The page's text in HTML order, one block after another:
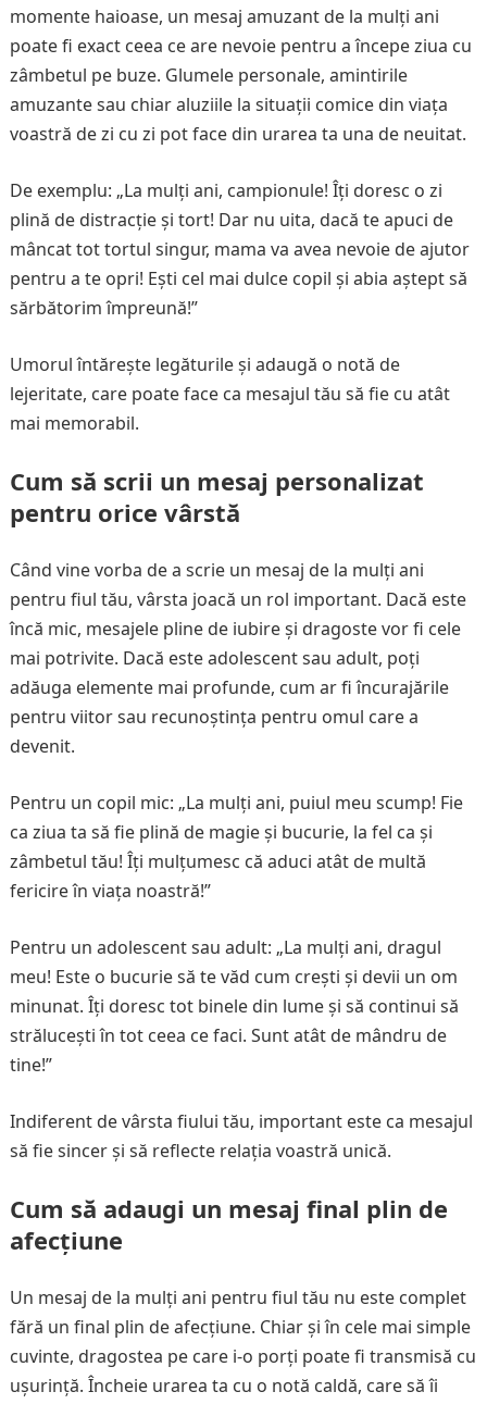
momente haioase, un mesaj amuzant de la mulți ani
poate fi exact ceea ce are nevoie pentru a începe ziua cu
zâmbetul pe buze. Glumele personale, amintirile
amuzante sau chiar aluziile la situații comice din viața
voastră de zi cu zi pot face din urarea ta una de neuitat.
De exemplu: „La mulți ani, campionule! Îți doresc o zi
plină de distracție și tort! Dar nu uita, dacă te apuci de
mâncat tot tortul singur, mama va avea nevoie de ajutor
pentru a te opri! Ești cel mai dulce copil și abia aștept să
sărbătorim împreună!”
Umorul întărește legăturile și adaugă o notă de
lejeritate, care poate face ca mesajul tău să fie cu atât
mai memorabil.
Cum să scrii un mesaj personalizat
pentru orice vârstă
Când vine vorba de a scrie un mesaj de la mulți ani
pentru fiul tău, vârsta joacă un rol important. Dacă este
încă mic, mesajele pline de iubire și dragoste vor fi cele
mai potrivite. Dacă este adolescent sau adult, poți
adăuga elemente mai profunde, cum ar fi încurajările
pentru viitor sau recunoștința pentru omul care a
devenit.
Pentru un copil mic: „La mulți ani, puiul meu scump! Fie
ca ziua ta să fie plină de magie și bucurie, la fel ca și
zâmbetul tău! Îți mulțumesc că aduci atât de multă
fericire în viața noastră!”
Pentru un adolescent sau adult: „La mulți ani, dragul
meu! Este o bucurie să te văd cum crești și devii un om
minunat. Îți doresc tot binele din lume și să continui să
strălucești în tot ceea ce faci. Sunt atât de mândru de
tine!”
Indiferent de vârsta fiului tău, important este ca mesajul
să fie sincer și să reflecte relația voastră unică.
Cum să adaugi un mesaj final plin de
afecțiune
Un mesaj de la mulți ani pentru fiul tău nu este complet
fără un final plin de afecțiune. Chiar și în cele mai simple
cuvinte, dragostea pe care i-o porți poate fi transmisă cu
ușurință. Încheie urarea ta cu o notă caldă, care să îi